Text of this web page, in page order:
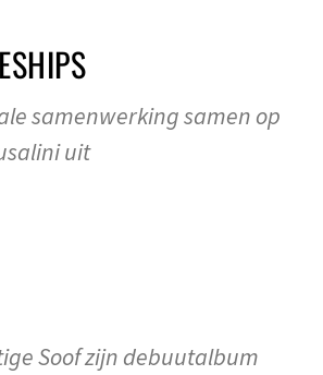
samenwerking samen op
uit
Soof zijn debuutalbum